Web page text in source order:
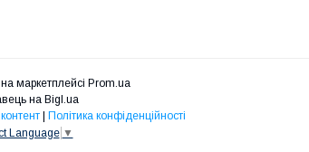
маркетплейсі Prom.ua
на Bigl.ua
| Політика конфіденційності
Language ▼